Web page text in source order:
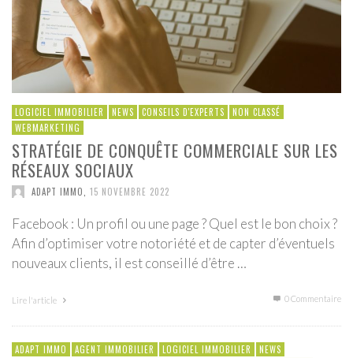
LOGICIEL IMMOBILIER NEWS CONSEILS D'EXPERTS
NON CLASSÉ
WEBMARKETING
STRATÉGIE DE CONQUÊTE COMMERCIALE SUR LES
RÉSEAUX SOCIAUX
ADAPT IMMO 15 NOVEMBRE 2022
Facebook : Un profil ou une page ? Quel est le bon choix ?
Afin d’optimiser votre notoriété et de capter d’éventuels
nouveaux clients, il est conseillé d’être …
Lire l'article 0 Commentaire
ADAPT IMMO AGENT IMMOBILIER LOGICIEL IMMOBILIER
NEWS